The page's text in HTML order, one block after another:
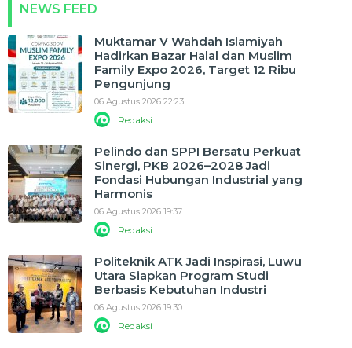
NEWS FEED
Muktamar V Wahdah Islamiyah
Hadirkan Bazar Halal dan Muslim
Family Expo 2026, Target 12 Ribu
Pengunjung
06 Agustus 2026 22:23
Redaksi
Pelindo dan SPPI Bersatu Perkuat
Sinergi, PKB 2026–2028 Jadi
Fondasi Hubungan Industrial yang
Harmonis
06 Agustus 2026 19:37
Redaksi
Politeknik ATK Jadi Inspirasi, Luwu
Utara Siapkan Program Studi
Berbasis Kebutuhan Industri
06 Agustus 2026 19:30
Redaksi